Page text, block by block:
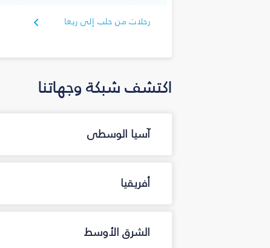
رحلات من حلب إلى ريغا
اكتشف شبكة وجهاتنا
آسيا الوسطى
أفريقيا
الشرق الأوسط